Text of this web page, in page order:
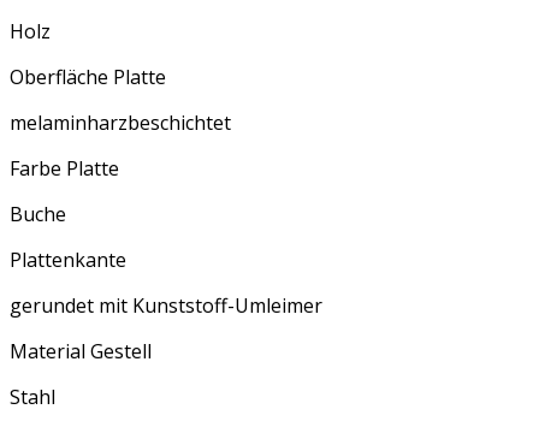
Holz
Oberfläche Platte
melaminharzbeschichtet
Farbe Platte
Buche
Plattenkante
gerundet mit Kunststoff-Umleimer
Material Gestell
Stahl